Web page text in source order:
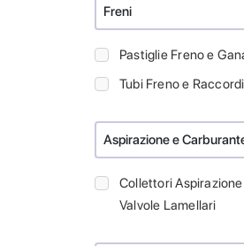
Freni
Pastiglie Freno e
Tubi Freno e Raccordi
Aspirazione e
Collettori
Valvole Lamellari